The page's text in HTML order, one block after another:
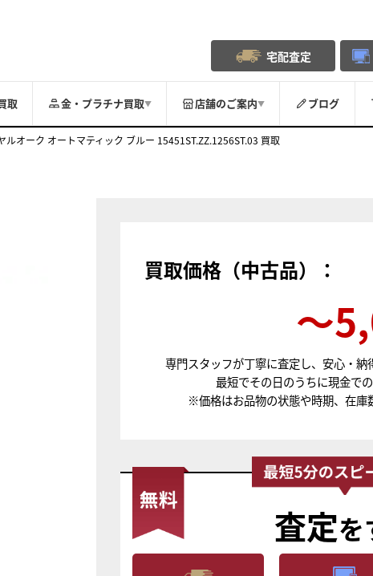
宅配査定
取 金・プラチナ買取▼ 店舗のご案内▼ ブログ
ルオーク オートマティック ブルー 15451ST.ZZ.1256ST.03 買取
買取価格（中古品）：
〜
専門スタッフが丁寧に査定し、安心・納
最短でその日のうちに現金で
※価格はお品物の状態や時期、在庫
査定を